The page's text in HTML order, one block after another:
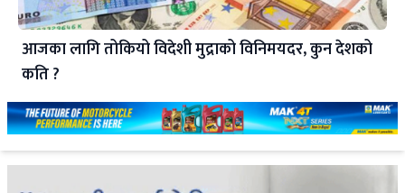
आजका लागि तोकियो विदेशी मुद्राको विनिमयदर, कुन देशको
कति ?